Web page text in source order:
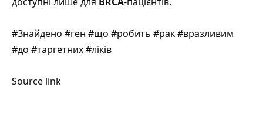
#Знайдено #ген #що #робить #рак #вразливим
#до #таргетних #ліків
Source link